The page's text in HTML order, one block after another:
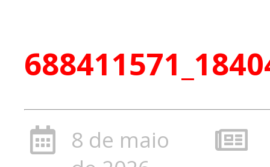
8 de maio